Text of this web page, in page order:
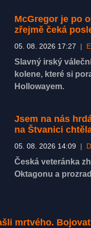
McGregor je po
zřejmě čeká
05. 08. 2026 17:27 |
Slavný irský
kolene, které si
Hollowayem.
Jsem na nás
na Štvanici
05. 08. 2026 14:09 |
Česká veteránka
Oktagonu a
mrtvého.